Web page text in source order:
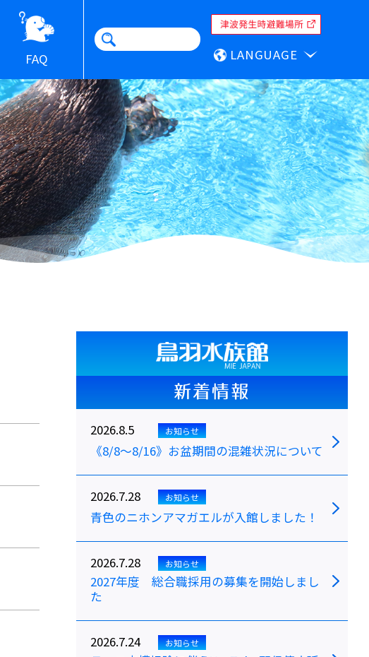
FAQ LANGUAGE
新着情報
2026.8.5 お知らせ
《8/8～8/16》お盆期間の混雑状況について
2026.7.28 お知らせ
青色のニホンアマガエルが入館しました！
2026.7.28 お知らせ
2027年度 総合職採用の募集を開始しまし
た
2026.7.24 お知らせ